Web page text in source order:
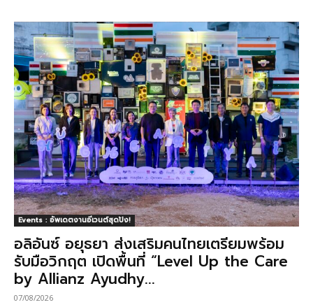
Events : อัพเดตงานอีเวนต์สุดปัง!
อลิอันซ์ อยุธยา ส่งเสริมคนไทยเตรียมพร้อม
รับมือวิกฤต เปิดพื้นที่ “Level Up the Care
by Allianz Ayudhy...
07/08/2026